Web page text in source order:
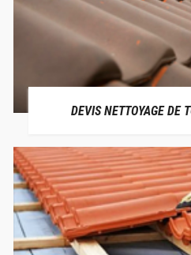
DEVIS NETTOYAGE DE